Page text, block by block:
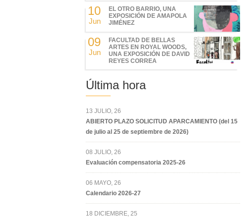
10
Jun
EL OTRO BARRIO, UNA
EXPOSICIÓN DE AMAPOLA
JIMÉNEZ
09
Jun
FACULTAD DE BELLAS
ARTES EN ROYAL WOODS,
UNA EXPOSICIÓN DE DAVID
REYES CORREA
Última hora
13 JULIO, 26
ABIERTO PLAZO SOLICITUD APARCAMIENTO (del 15
de julio al 25 de septiembre de 2026)
08 JULIO, 26
Evaluación compensatoria 2025-26
06 MAYO, 26
Calendario 2026-27
18 DICIEMBRE, 25